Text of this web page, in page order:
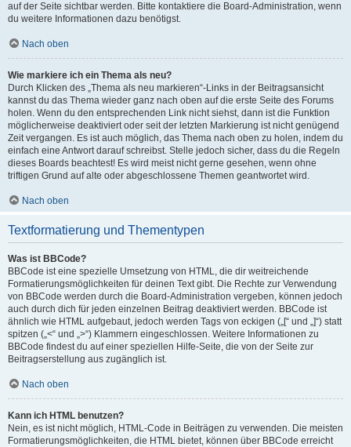
auf der Seite sichtbar werden. Bitte kontaktiere die Board-Administration, wenn
du weitere Informationen dazu benötigst.
Nach oben
Wie markiere ich ein Thema als neu?
Durch Klicken des „Thema als neu markieren“-Links in der Beitragsansicht
kannst du das Thema wieder ganz nach oben auf die erste Seite des Forums
holen. Wenn du den entsprechenden Link nicht siehst, dann ist die Funktion
möglicherweise deaktiviert oder seit der letzten Markierung ist nicht genügend
Zeit vergangen. Es ist auch möglich, das Thema nach oben zu holen, indem du
einfach eine Antwort darauf schreibst. Stelle jedoch sicher, dass du die Regeln
dieses Boards beachtest! Es wird meist nicht gerne gesehen, wenn ohne
triftigen Grund auf alte oder abgeschlossene Themen geantwortet wird.
Nach oben
Textformatierung und Thementypen
Was ist BBCode?
BBCode ist eine spezielle Umsetzung von HTML, die dir weitreichende
Formatierungsmöglichkeiten für deinen Text gibt. Die Rechte zur Verwendung
von BBCode werden durch die Board-Administration vergeben, können jedoch
auch durch dich für jeden einzelnen Beitrag deaktiviert werden. BBCode ist
ähnlich wie HTML aufgebaut, jedoch werden Tags von eckigen („[“ und „]“) statt
spitzen („<“ und „>“) Klammern eingeschlossen. Weitere Informationen zu
BBCode findest du auf einer speziellen Hilfe-Seite, die von der Seite zur
Beitragserstellung aus zugänglich ist.
Nach oben
Kann ich HTML benutzen?
Nein, es ist nicht möglich, HTML-Code in Beiträgen zu verwenden. Die meisten
Formatierungsmöglichkeiten, die HTML bietet, können über BBCode erreicht